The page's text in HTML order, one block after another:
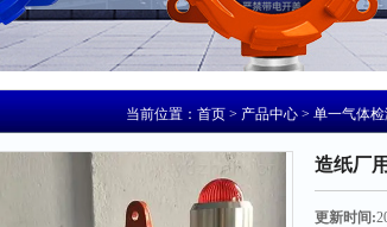
当前位置：首页>产品中心>单一气体
造纸厂
更新时间: